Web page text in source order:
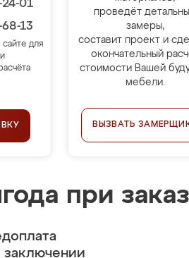
01
13
сайте для
проведёт
замеры,
составит проект и
окончательный
стоимости Вашей
мебели.
ВЫЗВАТЬ
при
заключении